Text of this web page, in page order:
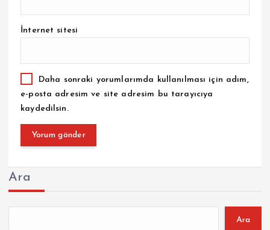
İnternet sitesi
Daha sonraki yorumlarımda kullanılması için adım,
e-posta adresim ve site adresim bu tarayıcıya
kaydedilsin.
Ara
Ara